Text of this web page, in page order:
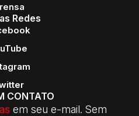
Redes
CONTATO
em seu e-mail. Sem